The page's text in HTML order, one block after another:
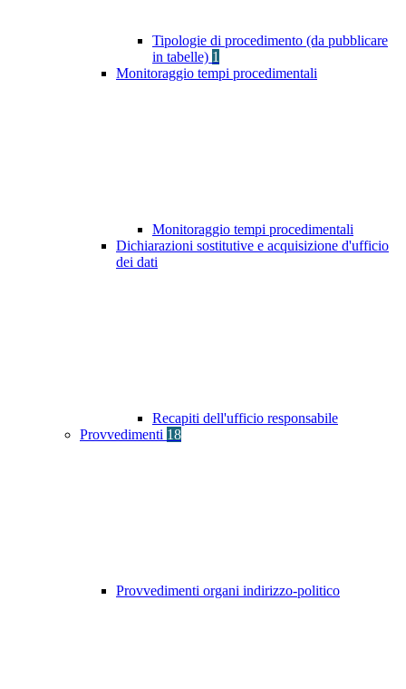
Tipologie di procedimento (da pubblicare
in tabelle) 1
Monitoraggio tempi procedimentali
Monitoraggio tempi procedimentali
Dichiarazioni sostitutive e acquisizione d'ufficio
dei dati
Recapiti dell'ufficio responsabile
Provvedimenti 18
Provvedimenti organi indirizzo-politico